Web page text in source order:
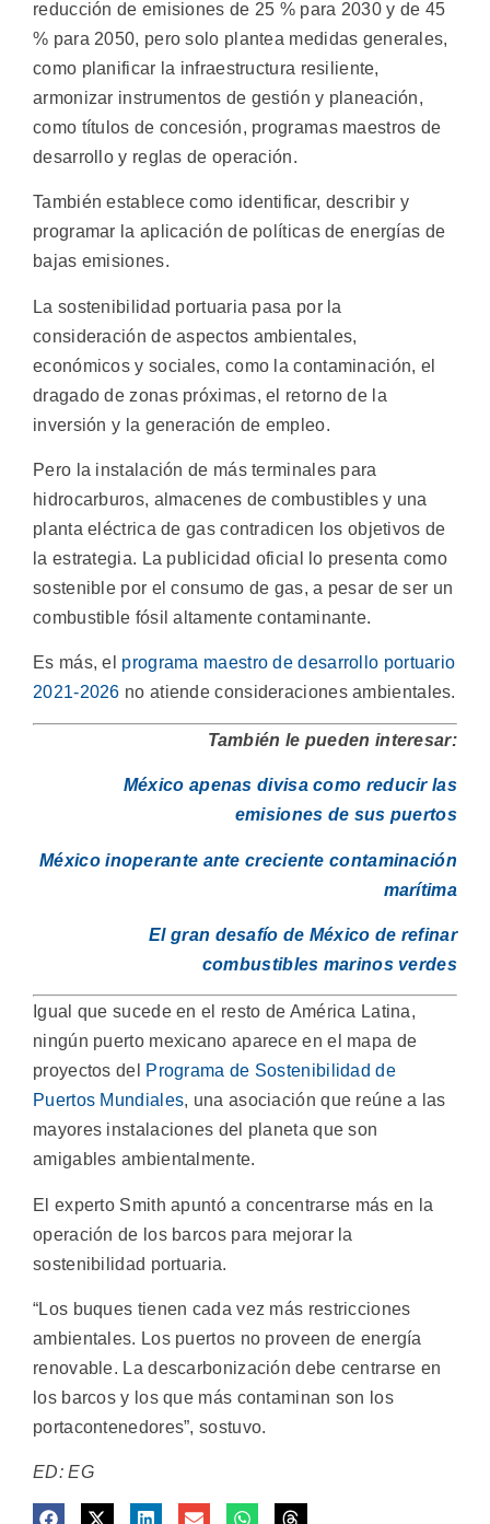
reducción de emisiones de 25 % para 2030 y de 45
% para 2050, pero solo plantea medidas generales,
como planificar la infraestructura resiliente,
armonizar instrumentos de gestión y planeación,
como títulos de concesión, programas maestros de
desarrollo y reglas de operación.
También establece como identificar, describir y
programar la aplicación de políticas de energías de
bajas emisiones.
La sostenibilidad portuaria pasa por la
consideración de aspectos ambientales,
económicos y sociales, como la contaminación, el
dragado de zonas próximas, el retorno de la
inversión y la generación de empleo.
Pero la instalación de más terminales para
hidrocarburos, almacenes de combustibles y una
planta eléctrica de gas contradicen los objetivos de
la estrategia. La publicidad oficial lo presenta como
sostenible por el consumo de gas, a pesar de ser un
combustible fósil altamente contaminante.
Es más, el programa maestro de desarrollo portuario
2021-2026 no atiende consideraciones ambientales.
También le pueden interesar:
México apenas divisa como reducir las
emisiones de sus puertos
México inoperante ante creciente contaminación
marítima
El gran desafío de México de refinar
combustibles marinos verdes
Igual que sucede en el resto de América Latina,
ningún puerto mexicano aparece en el mapa de
proyectos del
Programa de Sostenibilidad de
Puertos Mundiales, una asociación que reúne a las
mayores instalaciones del planeta que son
amigables ambientalmente.
El experto Smith apuntó a concentrarse más en la
operación de los barcos para mejorar la
sostenibilidad portuaria.
“Los buques tienen cada vez más restricciones
ambientales. Los puertos no proveen de energía
renovable. La descarbonización debe centrarse en
los barcos y los que más contaminan son los
portacontenedores”, sostuvo.
ED: EG